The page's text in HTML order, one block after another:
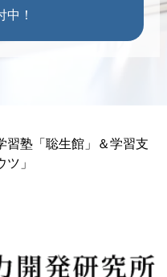
中！
習塾「聡生館」＆学習支
」